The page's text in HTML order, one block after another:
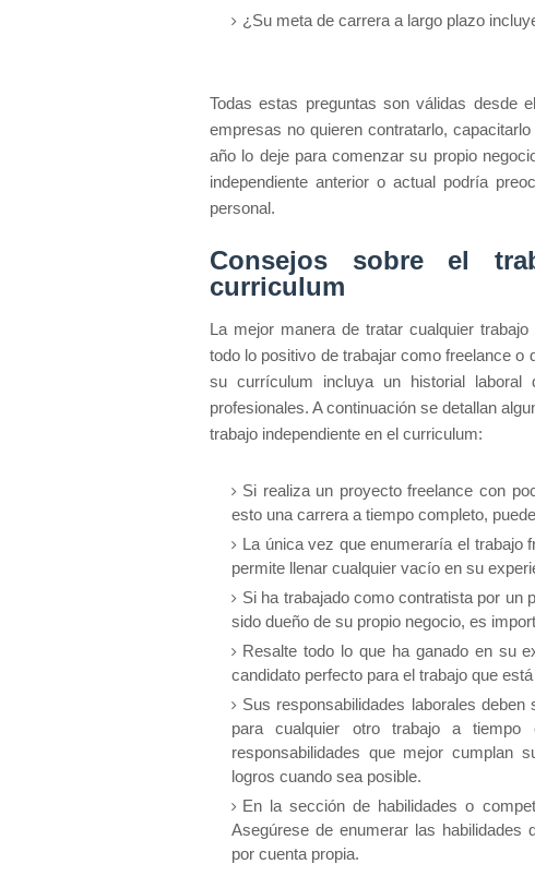
¿Su meta de carrera a largo plazo
Todas estas preguntas son válidas desde
empresas no quieren contratarlo,
año lo deje para comenzar su propio
independiente anterior o actual podría
personal.
Consejos sobre el
curriculum
La mejor manera de tratar cualquier
todo lo positivo de trabajar como freelance
su currículum incluya un historial
profesionales. A continuación se detallan
trabajo independiente en el curriculum:
Si realiza un proyecto freelance con
esto una carrera a tiempo completo,
La única vez que enumeraría el trabajo
permite llenar cualquier vacío en su
Si ha trabajado como contratista por
sido dueño de su propio negocio, es
Resalte todo lo que ha ganado en su
candidato perfecto para el trabajo que
Sus responsabilidades laborales
para cualquier otro trabajo a
responsabilidades que mejor cumplan
logros cuando sea posible.
En la sección de habilidades o
Asegúrese de enumerar las habilidades
por cuenta propia.